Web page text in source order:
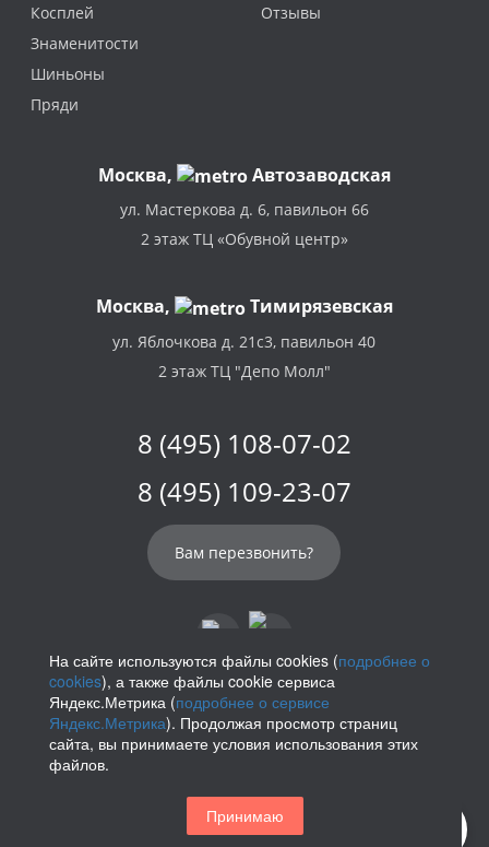
Косплей
Знаменитости
Шиньоны
Пряди
Отзывы
Москва, Автозаводская
ул. Мастеркова д. 6, павильон 66
2 этаж ТЦ «Обувной центр»
Москва, Тимирязевская
ул. Яблочкова д. 21с3, павильон 40
2 этаж ТЦ "Депо Молл"
8 (495) 108-07-02
8 (495) 109-23-07
Вам перезвонить?
info@parikof.ru
Политика конфиденциальности
Магазин париков — Parikof. 2026
На сайте используются файлы cookies (подробнее о
cookies), а также файлы cookie сервиса
Яндекс.Метрика (подробнее о сервисе
Яндекс.Метрика). Продолжая просмотр страниц
сайта, вы принимаете условия использования этих
файлов.
Принимаю